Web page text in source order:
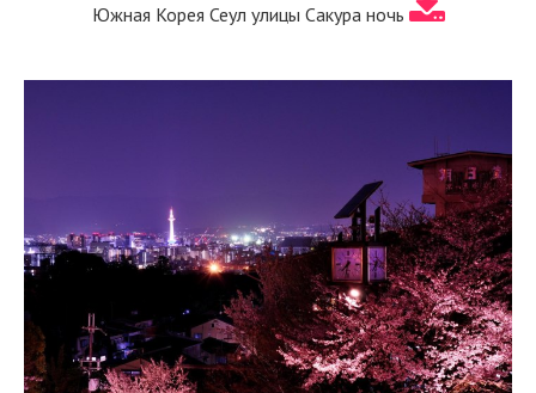
Южная Корея Сеул улицы Сакура ночь